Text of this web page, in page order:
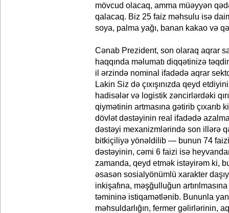
mövcud olacaq, amma müəyyən
qalacaq. Biz 25 faiz məhsulu isə
soya, palma yağı, banan kakao və
Cənab Prezident, son olaraq aqrar
haqqında məlumatı diqqətinizə
il ərzində nominal ifadədə aqrar
Lakin Siz də çıxışınızda qeyd
hadisələr və logistik zəncirlərdəki
qiymətinin artmasına gətirib çıxarıb
dövlət dəstəyinin real ifadədə
dəstəyi mexanizmlərində son illərə
bitkiçiliyə yönəldilib — bunun 74
dəstəyinin, cəmi 6 faizi isə
zamanda, qeyd etmək istəyirəm ki,
əsasən sosialyönümlü xarakter
inkişafına, məşğulluğun
təmininə istiqamətlənib. Bununla
məhsuldarlığın, fermer gəlirlərinin,